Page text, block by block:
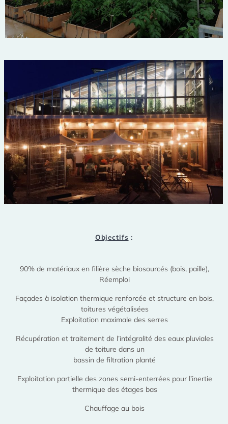
Objectifs :
90% de matériaux en filière sèche biosourcés (bois, paille),
Réemploi
Façades à isolation thermique renforcée et structure en bois,
toitures végétalisées
Exploitation maximale des serres
Récupération et traitement de l’intégralité des eaux pluviales
de toiture dans un
bassin de filtration planté
Exploitation partielle des zones semi-enterrées pour l’inertie
thermique des étages bas
Chauffage au bois